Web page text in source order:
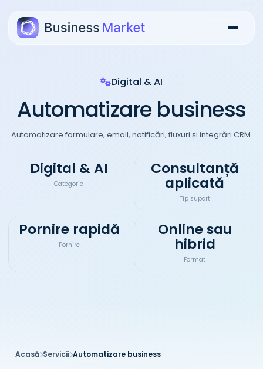
Digital & AI
Automatizare business
Automatizare formulare, email, notificări, fluxuri și integrări CRM.
Digital & AI
Categorie
Consultanță
aplicată
Tip suport
Pornire rapidă
Pornire
Online sau
hibrid
Format
Acasă Servicii Automatizare business